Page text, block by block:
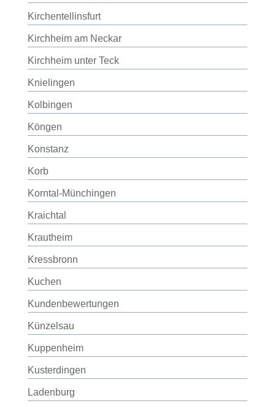
Kirchentellinsfurt
Kirchheim am Neckar
Kirchheim unter Teck
Knielingen
Kolbingen
Köngen
Konstanz
Korb
Korntal-Münchingen
Kraichtal
Krautheim
Kressbronn
Kuchen
Kundenbewertungen
Künzelsau
Kuppenheim
Kusterdingen
Ladenburg